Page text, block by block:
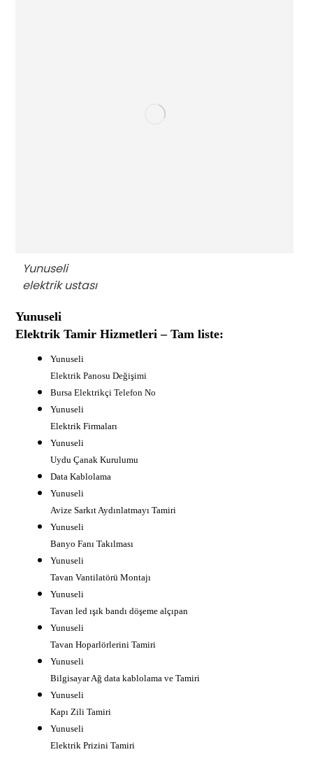
Yunuseli
elektrik ustası
Yunuseli
Elektrik Tamir Hizmetleri – Tam liste:
Yunuseli
Elektrik Panosu Değişimi
Bursa Elektrikçi Telefon No
Yunuseli
Elektrik Firmaları
Yunuseli
Uydu Çanak Kurulumu
Data Kablolama
Yunuseli
Avize Sarkıt Aydınlatmayı Tamiri
Yunuseli
Banyo Fanı Takılması
Yunuseli
Tavan Vantilatörü Montajı
Yunuseli
Tavan led ışık bandı döşeme alçıpan
Yunuseli
Tavan Hoparlörlerini Tamiri
Yunuseli
Bilgisayar Ağ data kablolama ve Tamiri
Yunuseli
Kapı Zili Tamiri
Yunuseli
Elektrik Prizini Tamiri